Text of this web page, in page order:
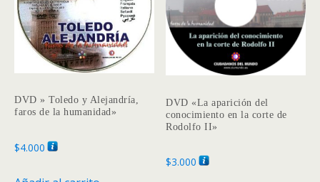
DVD » Toledo y Alejandría,
faros de la humanidad»
$4.000
DVD «La aparición del
conocimiento en la corte de
Rodolfo II»
$3.000